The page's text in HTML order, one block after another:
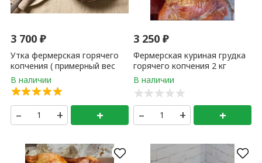
3 700₽
Утка фермерская горячего
копчения ( примерный вес
тушки 1 - 2 кг ) 1 кг
– + +
3 250₽
Фермерская куриная грудка
горячего копчения 2 кг
– + +